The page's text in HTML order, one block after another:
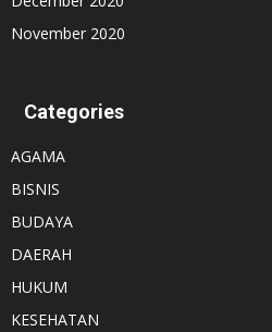
November 2020
Categories
AGAMA
BISNIS
BUDAYA
DAERAH
HUKUM
KESEHATAN